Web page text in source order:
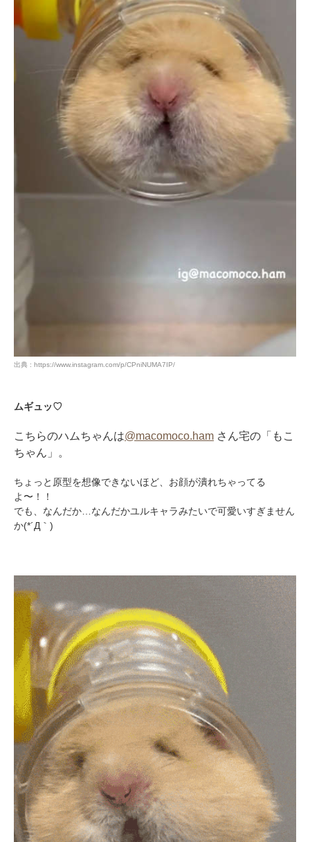
出典 : https://www.instagram.com/p/CPniNUMA7IP/
ムギュッ♡
こちらのハムちゃんは@macomoco.ham さん宅の「もこ
ちゃん」。
ちょっと原型を想像できないほど、お顔が潰れちゃってる
よ〜！！
でも、なんだか…なんだかユルキャラみたいで可愛いすぎません
か(*´Д｀)